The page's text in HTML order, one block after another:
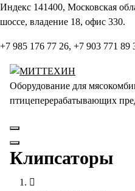
Перейти
к
Индекс 141400, Московская
шоссе, владение 18, офис 330.
+7 985 176 77 26, +7 903 771 89
Оборудование для
птицеперерабатывающих
Клипсаторы